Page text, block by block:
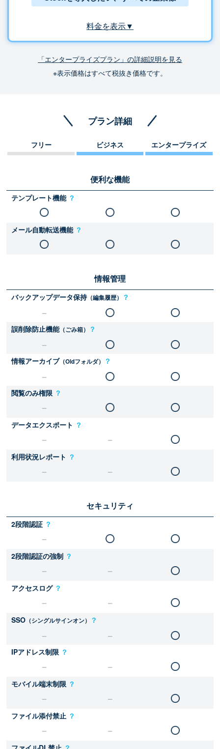
料金を表示▼
「エンタープライズプラン」の詳細説明を見る
※表示価格はすべて税抜き価格です。
プラン詳細
フリー ビジネス エンタープライズ
便利な機能
テンプレート機能 ？
メール自動転送機能 ？
情報管理
バックアップデータ保持（編集履歴） ？
誤削除防止機能（ごみ箱） ？
情報アーカイブ（Oldフォルダ） ？
閲覧のみ権限 ？
データエクスポート ？
利用状況レポート ？
セキュリティ
2段階認証 ？
2段階認証の強制 ？
アクセスログ ？
SSO （シングルサインオン） ？
IPアドレス制限 ？
モバイル端末制限 ？
ファイル添付禁止 ？